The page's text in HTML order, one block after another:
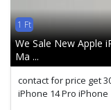
1 Ft
We Sale New Apple
Ma ...
contact for price get
iPhone 14 Pro iPhone